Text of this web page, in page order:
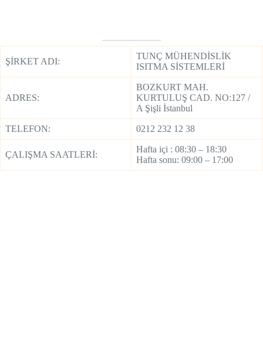
ŞİRKET ADI:
TUNÇ MÜHENDİSLİK
ISITMA SİSTEMLERİ
ADRES:
BOZKURT MAH.
KURTULUŞ CAD. NO:127 /
A Şişli İstanbul
TELEFON: 0212 232 12 38
ÇALIŞMA SAATLERİ:
Hafta içi : 08:30 – 18:30
Hafta sonu: 09:00 – 17:00